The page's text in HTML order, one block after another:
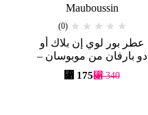
Mauboussin
(0)
عطر بور لوي إن بلاك أو
دو بارفان من موبوسان –
100 مل
⃁340
⃁ 175